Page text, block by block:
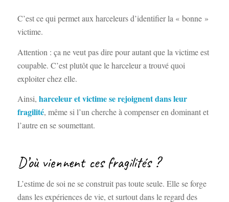
C’est ce qui permet aux harceleurs d’identifier la « bonne »
victime.
Attention : ça ne veut pas dire pour autant que la victime est
coupable. C’est plutôt que le harceleur a trouvé quoi
exploiter chez elle.
Ainsi, harceleur et victime se rejoignent dans leur
fragilité, même si l’un cherche à compenser en dominant et
l’autre en se soumettant.
D’où viennent ces fragilités ?
L’estime de soi ne se construit pas toute seule. Elle se forge
dans les expériences de vie, et surtout dans le regard des